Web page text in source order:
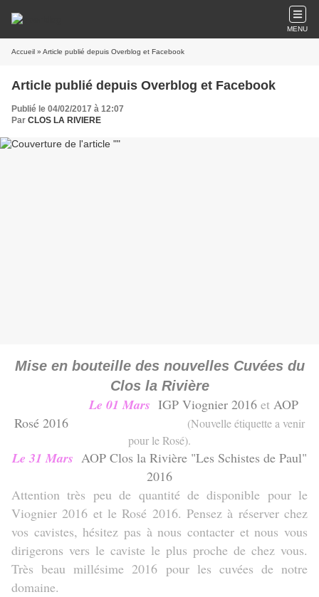
MENU
Accueil » Article publié depuis Overblog et Facebook
Article publié depuis Overblog et Facebook
Publié le 04/02/2017 à 12:07
Par CLOS LA RIVIERE
Mise en bouteille des nouvelles Cuvées du
Clos la Rivière
Le 01 Mars IGP Viognier 2016 et AOP
Rosé 2016
(Nouvelle étiquette a venir
pour le Rosé).
Le 31 Mars AOP Clos la Rivière "Les Schistes de Paul"
2016
Attention très peu de quantité de disponible pour le
Viognier 2016 et le Rosé 2016. Pensez à réserver chez
vos cavistes, hésitez pas à nous contacter et nous vous
dirigerons vers le caviste le plus proche de chez vous.
Très beau millésime 2016 pour les cuvées de notre
domaine.